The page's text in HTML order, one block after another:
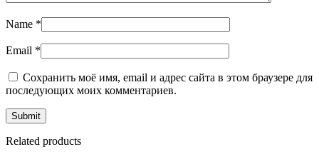
Name *
Email *
Сохранить моё имя, email и адрес сайта в этом браузере для
последующих моих комментариев.
Related products